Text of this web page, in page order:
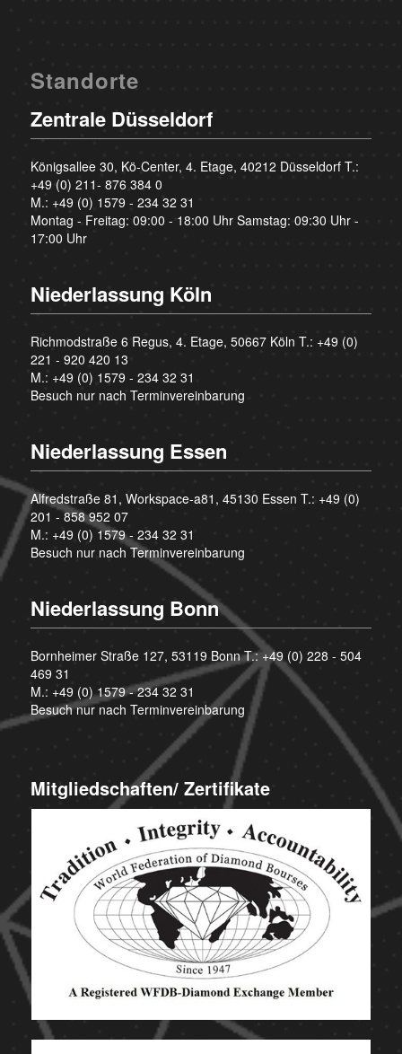
Standorte
Zentrale Düsseldorf
Königsallee 30, Kö-Center, 4. Etage, 40212 Düsseldorf T.:
+49 (0) 211- 876 384 0
M.: +49 (0) 1579 - 234 32 31
Montag - Freitag: 09:00 - 18:00 Uhr Samstag: 09:30 Uhr -
17:00 Uhr
Niederlassung Köln
Richmodstraße 6 Regus, 4. Etage, 50667 Köln T.: +49 (0)
221 - 920 420 13
M.: +49 (0) 1579 - 234 32 31
Besuch nur nach Terminvereinbarung
Niederlassung Essen
Alfredstraße 81, Workspace-a81, 45130 Essen T.: +49 (0)
201 - 858 952 07
M.: +49 (0) 1579 - 234 32 31
Besuch nur nach Terminvereinbarung
Niederlassung Bonn
Bornheimer Straße 127, 53119 Bonn T.:+49 (0) 228 - 504
469 31
M.: +49 (0) 1579 - 234 32 31
Besuch nur nach Terminvereinbarung
Mitgliedschaften/ Zertifikate